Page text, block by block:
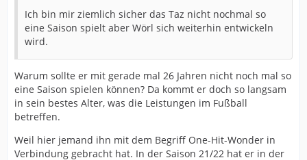
Ich bin mir ziemlich sicher das Taz nicht nochmal so
eine Saison spielt aber Wörl sich weiterhin entwickeln
wird.
Warum sollte er mit gerade mal 26 Jahren nicht noch mal so
eine Saison spielen können? Da kommt er doch so langsam
in sein bestes Alter, was die Leistungen im Fußball
betreffen.
Weil hier jemand ihn mit dem Begriff One-Hit-Wonder in
Verbindung gebracht hat. In der Saison 21/22 hat er in der